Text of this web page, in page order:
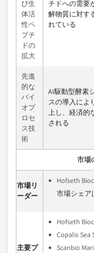
び生
体活
性ペ
プチ
ドの
拡大
チドへの需要
解物質に対す
れている
先進
的な
バイ
オプ
ロセ
ス技
術
AI駆動型酵素
スの導入によ
上し、経済的
される
市場
市場リ
ーダー
Hofseth
市場シェア
主要プ
Hofseth
Copalis Sea
Scanbio